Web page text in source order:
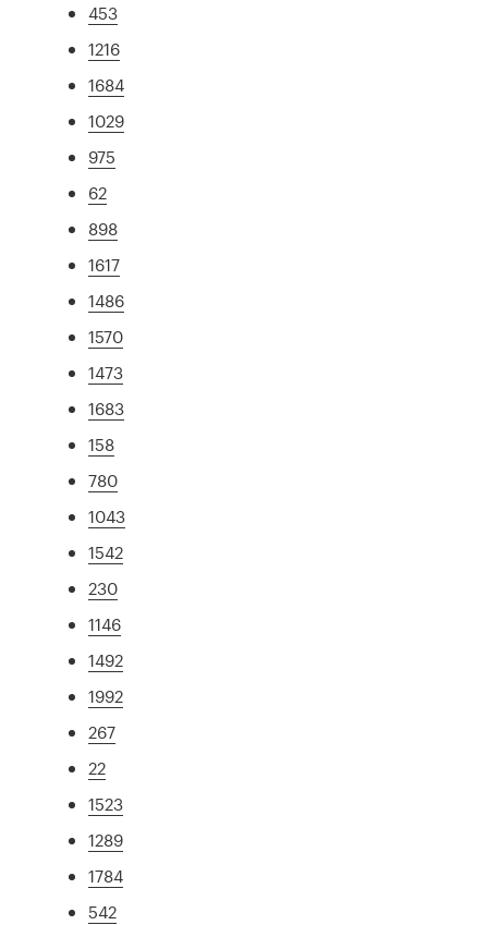
453
1216
1684
1029
975
62
898
1617
1486
1570
1473
1683
158
780
1043
1542
230
1146
1492
1992
267
22
1523
1289
1784
542